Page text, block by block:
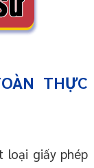
THỰC
loại giấy phép